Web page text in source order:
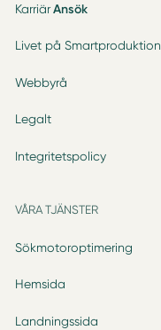
Karriär Ansök
Livet på Smartproduktion
Webbyrå
Legalt
Integritetspolicy
VÅRA TJÄNSTER
Sökmotoroptimering
Hemsida
Landningssida